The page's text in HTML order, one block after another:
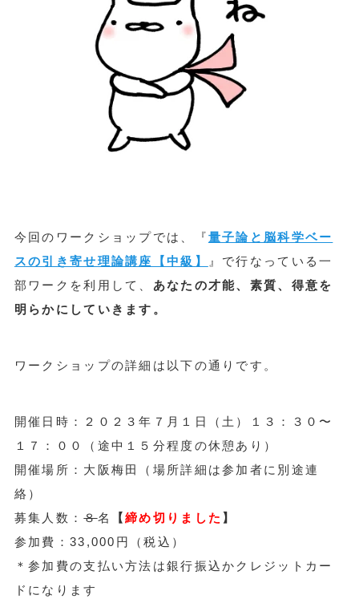
今回のワークショップでは、『量子論と脳科学ベー
スの引き寄せ理論講座【中級】
』で行なっている一
部ワークを利用して、 あなたの才能、素質、得意を
明らかにしていきます。
ワークショップの詳細は以下の通りです。
開催日時：２０２３年７月１日（土）１３：３０〜
１７：００（途中１５分程度の休憩あり）
開催場所：大阪梅田（場所詳細は参加者に別途連
絡）
募集人数：８名 【締め切りました 】
参加費：33,000円（税込）
＊参加費の支払い方法は銀行振込かクレジットカー
ドになります